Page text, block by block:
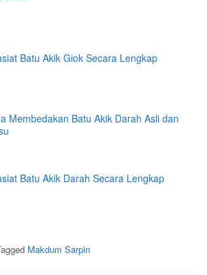
Batu Akik Giok Secara Lengkap
Membedakan Batu Akik Darah Asli dan
Batu Akik Darah Secara Lengkap
Makdum Sarpin